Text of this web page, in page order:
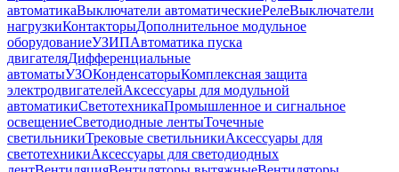
автоматикаВыключатели автоматическиеРелеВыключатели
нагрузкиКонтакторыДополнительное модульное
оборудованиеУЗИПАвтоматика пуска
двигателяДифференциальные
автоматыУЗОКонденсаторыКомплексная защита
электродвигателейАксессуары для модульной
автоматикиСветотехникаПромышленное и сигнальное
освещениеСветодиодные лентыТочечные
светильникиТрековые светильникиАксессуары для
светотехникиАксессуары для светодиодных